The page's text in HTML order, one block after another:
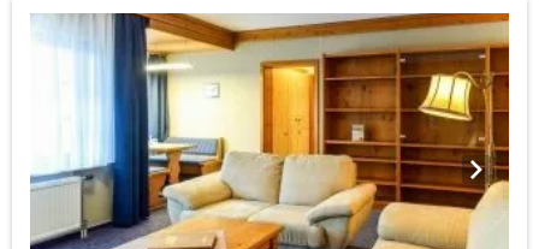
hochwertiger Materialien und großzügigem Wohnraum, um
Ihnen in Ihrem persönlichen Refugium das Beste aus beiden
Welten zu bieten. Diese Zimmer sind besonders für
Romantikurlauber und jene geeignet, die höchsten Komfort und
Exklusivität schätzen. Bitte beachten Sie, dass der Gang zum
Stammhaus nicht barrierefrei ist. Ca. 45 m², großer Balkon mit
Liegen, Kingsize-Doppelbett (180 cm x 200 cm), Aufzug,
Badezimmer mit separatem WC und begehbarer Dusche,
Südlage. Toller Ausblick ab dem 1. Stock, Minibar (nicht